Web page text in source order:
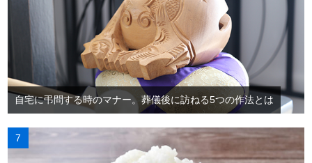
自宅に弔問する時のマナー。葬儀後に訪ねる5つの作法とは